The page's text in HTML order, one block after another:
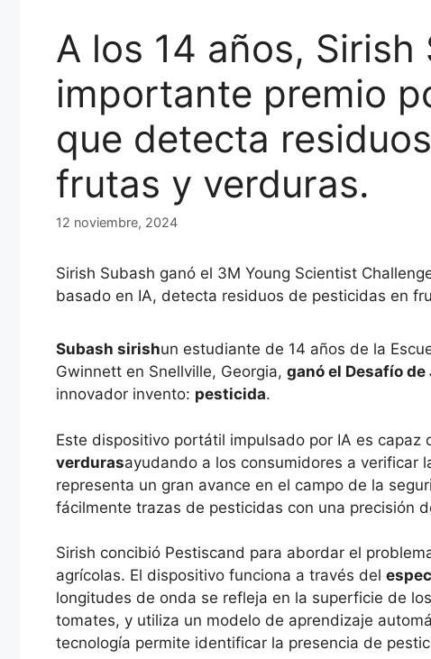
A los 14 años, Sirish
importante premio
que detecta
frutas y verduras.
12 noviembre, 2024
Sirish Subash ganó el 3M Young Scientist
basado en IA, detecta residuos de pesticidas en
Subash sirishun estudiante de 14 años de la
Gwinnett en Snellville, Georgia, ganó el Desafío
innovador invento: pesticida.
Este dispositivo portátil impulsado por IA es capaz
verdurasayudando a los consumidores a verificar
representa un gran avance en el campo de la
fácilmente trazas de pesticidas con una precisión
Sirish concibió Pestiscand para abordar el
agrícolas. El dispositivo funciona a través del
longitudes de onda se refleja en la superficie de
tomates, y utiliza un modelo de aprendizaje
tecnología permite identificar la presencia de